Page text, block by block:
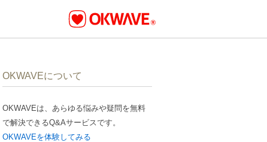
OKWAVEについて
OKWAVEは、あらゆる悩みや疑問を無料
で解決できるQ&Aサービスです。
OKWAVEを体験してみる